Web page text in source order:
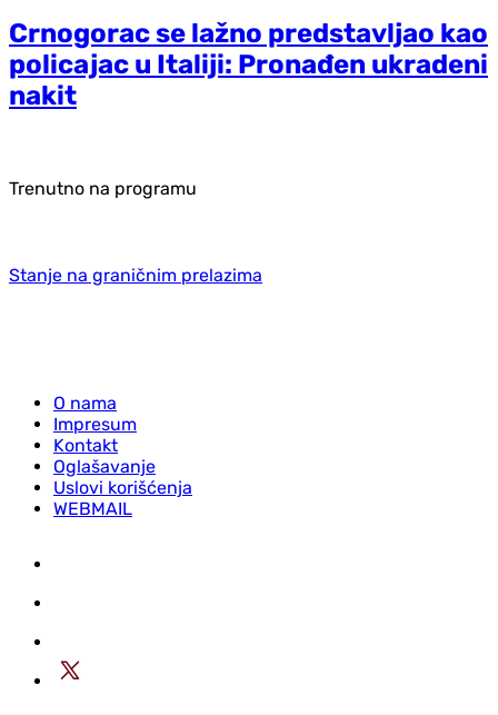
Crnogorac se lažno predstavljao kao
policajac u Italiji: Pronađen ukradeni
nakit
Trenutno na programu
Stanje na graničnim prelazima
O nama
Impresum
Kontakt
Oglašavanje
Uslovi korišćenja
WEBMAIL